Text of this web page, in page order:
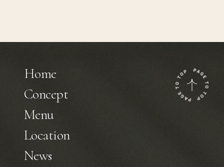
Home
Concept
Menu
Location
News